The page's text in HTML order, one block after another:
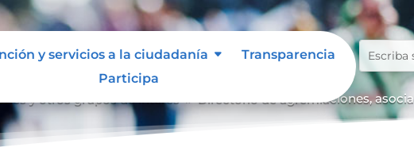
y servicios a la ciudadanía
Transparencia
Participa
y otros grupos de interés
Directorio de agremiaciones,